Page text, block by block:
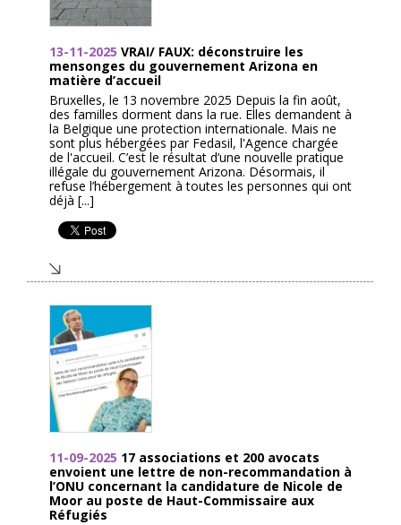
13-11-2025 VRAI/ FAUX: déconstruire les
mensonges du gouvernement Arizona en
matière d’accueil
Bruxelles, le 13 novembre 2025 Depuis la fin août,
des familles dorment dans la rue. Elles demandent à
la Belgique une protection internationale. Mais ne
sont plus hébergées par Fedasil, l'Agence chargée
de l'accueil. C’est le résultat d’une nouvelle pratique
illégale du gouvernement Arizona. Désormais, il
refuse l’hébergement à toutes les personnes qui ont
déjà [...]
11-09-2025 17 associations et 200 avocats
envoient une lettre de non-recommandation à
l’ONU concernant la candidature de Nicole de
Moor au poste de Haut-Commissaire aux
Réfugiés